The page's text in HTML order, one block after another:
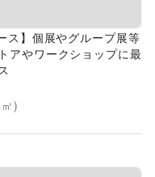
ス】個展やグループ展等
アやワークショップに最
㎡)